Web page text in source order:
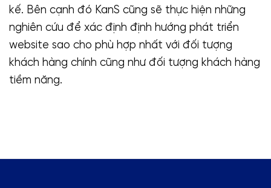
kế. Bên cạnh đó KanS cũng sẽ thực hiện những
nghiên cứu để xác định định hướng phát triển
website sao cho phù hợp nhất với đối tượng
khách hàng chính cũng như đối tượng khách hàng
tiềm năng.